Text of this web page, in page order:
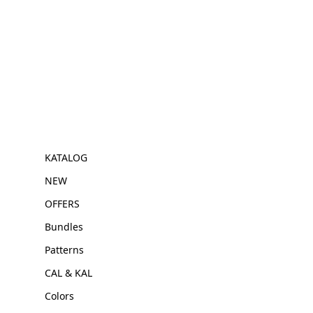
KATALOG
NEW
OFFERS
Bundles
Patterns
CAL & KAL
Colors